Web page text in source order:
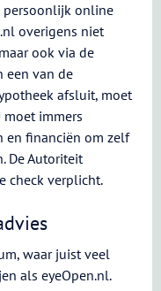
persoonlijk online
overigens niet
ook via de
een van de
afsluit, moet
immers
en financiën om zelf
De Autoriteit
check verplicht.
waar juist veel
als eyeOpen.nl.